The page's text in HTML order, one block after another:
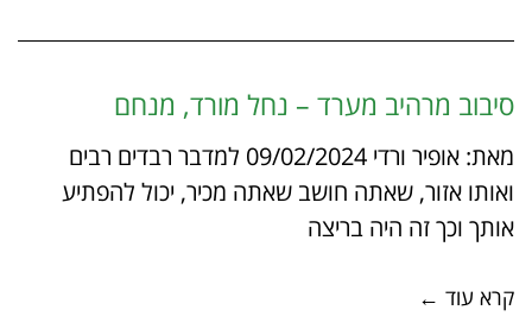
סיבוב מרהיב מערד – נחל מורד, מנחם
מאת: אופיר ורדי 09/02/2024 למדבר רבדים רבים
ואותו אזור, שאתה חושב שאתה מכיר, יכול להפתיע
אותך וכך זה היה בריצה
קרא עוד ←